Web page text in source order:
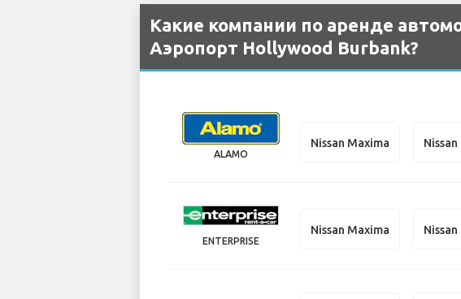
Какие компании по аренде
Аэропорт Hollywood Burbank?
ALAMO
Nissan Maxima
ENTERPRISE
Nissan Maxima